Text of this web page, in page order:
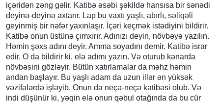
içəridən zəng gəlir. Katibə əsəbi şəkildə hansısa bir sənədi
deyinə-deyinə axtarır. Lap bu vaxtı yaşlı, abırlı, səliqəli
geyinmiş bir nəfər yaxınlaşır. İçəri keçmək istədiyini bildirir.
Katibə onun üstünə çımxırır. Adınızı deyin, növbəyə yazılın.
Həmin şəxs adını deyir. Amma soyadını demir. Katibə israr
edir. O da bildirir ki, elə adımı yazın. Və oturub kənarda
növbəsini gözləyir. Bütün xatırlamalar da məhz həmin
andan başlayır. Bu yaşlı adam da uzun illər ən yüksək
vəzifələrdə işləyib. Onun da neçə-neçə katibəsi olub. Və
indi düşünür ki, yəqin elə onun qəbul otağında da bu cür